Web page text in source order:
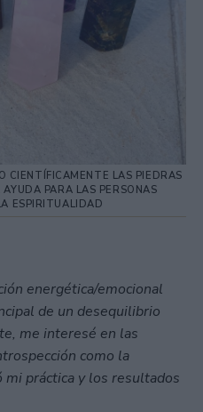
CIENTÍFICAMENTE LAS PIEDRAS
PARA LAS PERSONAS
ESPIRITUALIDAD
energética/emocional
de un desequilibrio
me interesé en las
como la
práctica y los resultados